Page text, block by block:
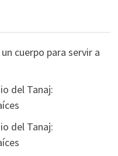
cuerpo para servir a
del Tanaj:
del Tanaj: